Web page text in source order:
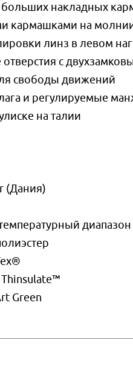
накладных
кармашками на
линз в левом
с
свободы движений
и регулируемые
на талии
(Дания)
диапазон
Green